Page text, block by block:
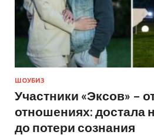
ШОУБИЗ
Участники «Эксов» –
отношениях: достала
до потери сознания